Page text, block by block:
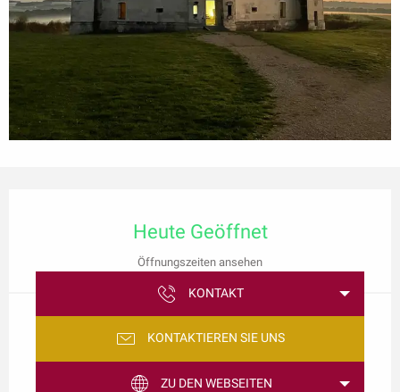
Heute Geöffnet
Öffnungszeiten ansehen
KONTAKT
KONTAKTIEREN SIE UNS
ZU DEN WEBSEITEN